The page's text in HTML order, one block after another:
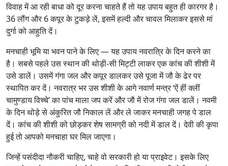
विवाह में आ रही बाधा को दूर करना चाहते हैं तो यह उपाय बहुत ही कारगर है।
36 लौंग और 6 कपूर के टुकड़े लें, इसमें हल्दी और चावल मिलाकर इससे मां
दुर्गा को आहुति दें।
मनचाही भूमि या भवन पाने के लिए — यह उपाय नवरात्रि के दिन करने का
है। सबसे पहले उस स्थान की थोड़ी-सी मिट्टी लाकर एक कांच की शीशी में
उसे डालें। उसमें गंगा जल और कपूर डालकर उसे पूजा में जौ के ढेर पर
स्थापित कर दें। नवरात्र भर उस शीशी के आगे नवार्ण मन्त्र ‘ऐं हीं क्लीं
चामुण्डाय विच्चे’ का पांच माला जप करें और जौ में रोज गंगा जल डालें। नवमी
के दिन थोड़े से अंकुरित जौ निकाल लें और ले जाकर मनचाही जगह पे डाल
दें। कांच की शीशी को छोड़कर शेष सामग्री को नदी में डाल दें। देवी की कृपा
हुई तो आपको मनचाहा घर मिल जाएगा।
जिन्हें पसंदीदा नौकरी चाहिए, चाहे वो सरकारी हो या प्राइवेट। इसके लिए